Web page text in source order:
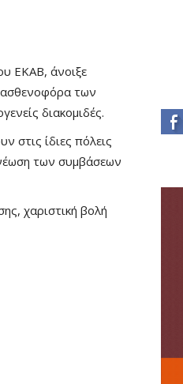
ΕΚΑΒ, άνοιξε
των
διακομιδές.
στις ίδιες πόλεις
των συμβάσεων
χαριστική βολή